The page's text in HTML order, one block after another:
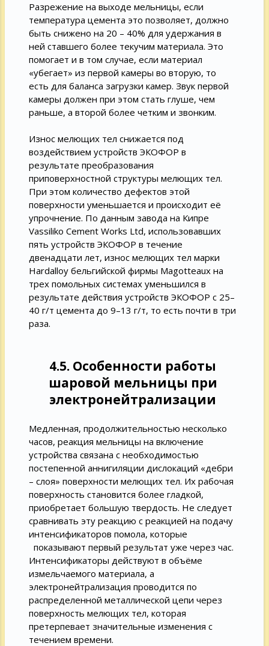
Разрежение на выходе мельницы, если
температура цемента это позволяет, должно
быть снижено на 20 – 40% для удержания в
ней ставшего более текучим материала. Это
помогает и в том случае, если материал
«убегает» из первой камеры во вторую, то
есть для баланса загрузки камер. Звук первой
камеры должен при этом стать глуше, чем
раньше, а второй более четким и звонким.
Износ мелющих тел снижается под
воздействием устройств ЭКОФОР в
результате преобразования
приповерхностной структуры мелющих тел.
При этом количество дефектов этой
поверхности уменьшается и происходит её
упрочнение. По данным завода на Кипре
Vassiliko Cement Works Ltd, использовавших
пять устройств ЭКОФОР в течение
двенадцати лет, износ мелющих тел марки
Hardalloy бельгийской фирмы Magotteaux на
трех помольных системах уменьшился в
результате действия устройств ЭКОФОР с 25–
40 г/т цемента до 9–13 г/т, то есть почти в три
раза.
4.5. Особенности работы
шаровой мельницы при
электронейтрализации
Медленная, продолжительностью несколько
часов, реакция мельницы на включение
устройства связана с необходимостью
постепенной аннигиляции дислокаций «дебри
– слоя» поверхности мелющих тел. Их рабочая
поверхность становится более гладкой,
приобретает большую твердость. Не следует
сравнивать эту реакцию с реакцией на подачу
интенсификаторов помола, которые
показывают первый результат уже через час.
Интенсификаторы действуют в объёме
измельчаемого материала, а
электронейтрализация проводится по
распределенной металлической цепи через
поверхность мелющих тел, которая
претерпевает значительные изменения с
течением времени.